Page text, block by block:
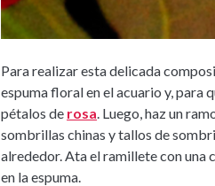
Para realizar esta delicada
espuma floral en el acuario y, para
pétalos de rosa . Luego, haz un
sombrillas chinas y tallos de
alrededor. Ata el ramillete con una
en la espuma.